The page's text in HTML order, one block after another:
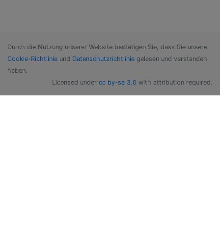
Durch die Nutzung unserer Website bestätigen Sie, dass Sie unsere
Cookie-Richtlinie und Datenschutzrichtlinie gelesen und verstanden
haben.
Licensed under cc by-sa 3.0 with attribution required.